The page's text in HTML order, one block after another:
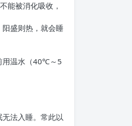
能被消化吸收，
盛则热，就会睡
用温水（40℃～5
法入睡。常此以